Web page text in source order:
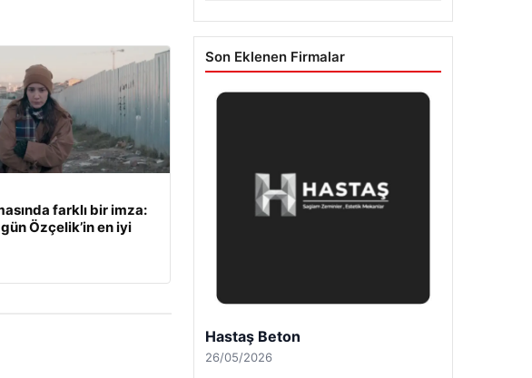
farklı bir imza:
Özçelik’in en iyi
Son Eklenen Firmalar
Prenses Night Club
29/04/2026